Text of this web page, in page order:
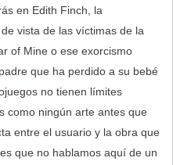
en Edith Finch, la
vista de las víctimas de la
of Mine o ese exorcismo
que ha perdido a su bebé
no tienen límites
como ningún arte antes que
entre el usuario y la obra que
que no hablamos aquí de un